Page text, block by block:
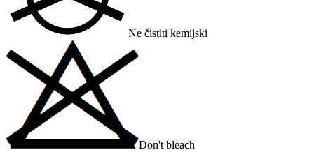
Ne čistiti kemijski
Don't bleach